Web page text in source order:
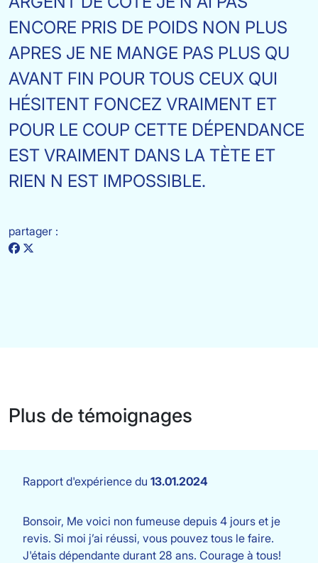
ENCORE PRIS DE POIDS NON PLUS
APRES JE NE MANGE PAS PLUS QU
AVANT FIN POUR TOUS CEUX QUI
HÉSITENT FONCEZ VRAIMENT ET
POUR LE COUP CETTE DÉPENDANCE
EST VRAIMENT DANS LA TÈTE ET
RIEN N EST IMPOSSIBLE.
partager :
Plus de témoignages
Rapport d'expérience du 13.01.2024
Bonsoir, Me voici non fumeuse depuis 4 jours et je
revis. Si moi j’ai réussi, vous pouvez tous le faire.
J'étais dépendante durant 28 ans. Courage à tous!